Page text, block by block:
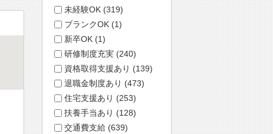
未経験OK (319)
ブランクOK (1)
新卒OK (1)
研修制度充実 (240)
資格取得支援あり (139)
退職金制度あり (473)
住宅支援あり (253)
扶養手当あり (128)
交通費支給 (639)